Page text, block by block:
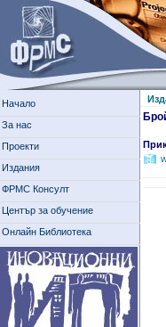
Начало
За нас
Проекти
Издания
ФРМС Консулт
Център за обучение
Онлайн Библиотека